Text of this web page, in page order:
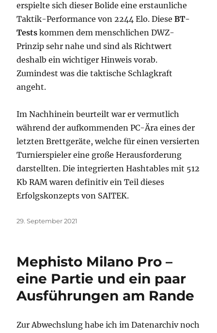
erspielte sich dieser Bolide eine erstaunliche
Taktik-Performance von 2244 Elo. DieseBT-
Tests kommen dem menschlichen DWZ-
Prinzip sehr nahe und sind als Richtwert
deshalb ein wichtiger Hinweis vorab.
Zumindest was die taktische Schlagkraft
angeht.
Im Nachhinein beurteilt war er vermutlich
während der aufkommenden PC-Ära eines der
letzten Brettgeräte, welche für einen versierten
Turnierspieler eine große Herausforderung
darstellten. Die integrierten Hashtables mit 512
Kb RAM waren definitiv ein Teil dieses
Erfolgskonzepts von SAITEK.
Veröffentlicht
29. September 2021
Mephisto Milano Pro –
eine Partie und ein paar
Ausführungen am Rande
Zur Abwechslung habe ich im Datenarchiv noch